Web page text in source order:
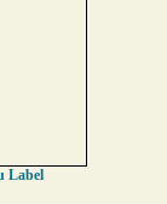
Label